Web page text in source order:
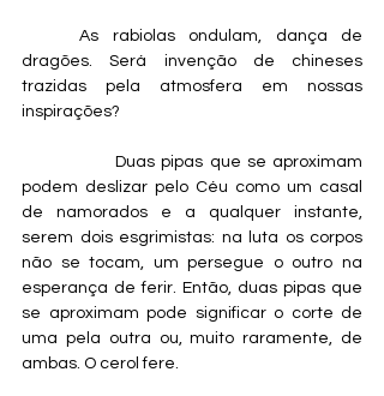
	As rabiolas ondulam, dança de
dragões. Será invenção de chineses
trazidas pela atmosfera em nossas
inspirações?
Duas pipas que se aproximam
podem deslizar pelo Céu como um casal
de namorados e a qualquer instante,
serem dois esgrimistas: na luta os corpos
não se tocam, um persegue o outro na
esperança de ferir. Então, duas pipas que
se aproximam pode significar o corte de
uma pela outra ou, muito raramente, de
ambas. O cerol fere.